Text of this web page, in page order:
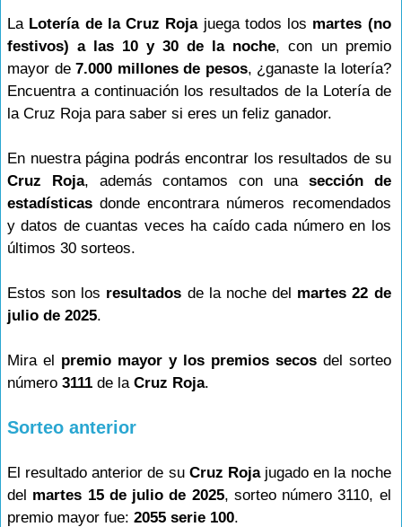
La Lotería de la Cruz Rojajuega todos los martes (no
festivos) a las 10 y 30 de la noche, con un premio
mayor de7.000 millones de pesos, ¿ganaste la lotería?
Encuentra a continuación los resultados de la Lotería de
la Cruz Roja para saber si eres un feliz ganador.
En nuestra página podrás encontrar los resultados de su
Cruz Roja, además contamos con una sección de
estadísticas donde encontrara números recomendados
y datos de cuantas veces ha caído cada número en los
últimos 30 sorteos.
Estos son los resultados de la noche del martes 22 de
julio de 2025.
Mira el premio mayor y los premios secosdel sorteo
número 3111 de la Cruz Roja.
Sorteo anterior
El resultado anterior de su Cruz Rojajugado en la noche
del martes 15 de julio de 2025, sorteo número 3110, el
premio mayor fue: 2055 serie 100.